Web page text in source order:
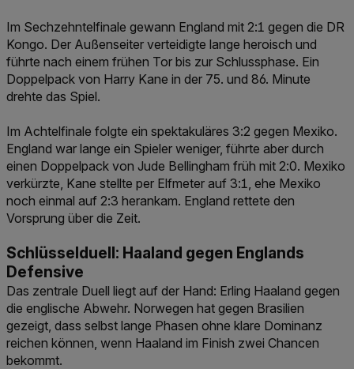
Im Sechzehntelfinale gewann England mit 2:1 gegen die DR
Kongo. Der Außenseiter verteidigte lange heroisch und
führte nach einem frühen Tor bis zur Schlussphase. Ein
Doppelpack von Harry Kane in der 75. und 86. Minute
drehte das Spiel.
Im Achtelfinale folgte ein spektakuläres 3:2 gegen Mexiko.
England war lange ein Spieler weniger, führte aber durch
einen Doppelpack von Jude Bellingham früh mit 2:0. Mexiko
verkürzte, Kane stellte per Elfmeter auf 3:1, ehe Mexiko
noch einmal auf 2:3 herankam. England rettete den
Vorsprung über die Zeit.
Schlüsselduell: Haaland gegen Englands
Defensive
Das zentrale Duell liegt auf der Hand: Erling Haaland gegen
die englische Abwehr. Norwegen hat gegen Brasilien
gezeigt, dass selbst lange Phasen ohne klare Dominanz
reichen können, wenn Haaland im Finish zwei Chancen
bekommt.